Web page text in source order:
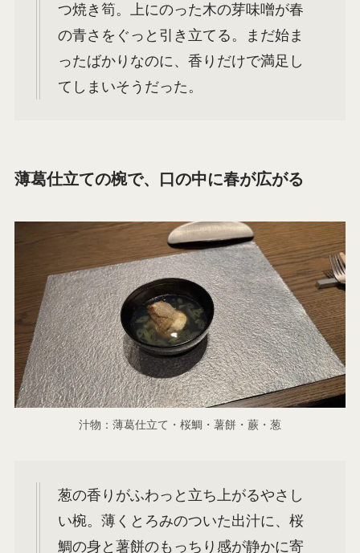
つ焼き筍。上にのった木の芽味噌が春
の青さをぐっと引き立てる。まだ始ま
ったばかりなのに、香りだけで満足し
てしまいそうだった。
薄葛仕立ての椀で、口の中に春が広がる
汁物：薄葛仕立て・桜鯛・薯餅・蕨・葱
葱の香りがふわっと立ち上がるやさし
い椀。薄くとろみのついた出汁に、桜
鯛の身と薯餅のもっちり感が静かに寄